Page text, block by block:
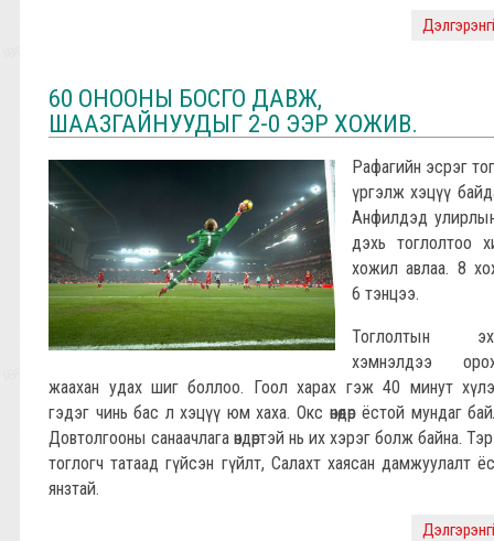
60 ОНООНЫ БОСГО ДАВЖ,
ШААЗГАЙНУУДЫГ 2-0 ЭЭР ХОЖИВ.
Рафагийн эсрэг
үргэлж хэцүү
Анфилдэд
дэхь тоглолтоо
хожил авлаа. 8
6 тэнцээ.
Тоглолтын
хэмнэлдээ
жаахан удах шиг боллоо. Гоол харах гэж 40 минут
гэдэг чинь бас л хэцүү юм хаха. Окс өнөөдөр ёстой мундаг
Довтолгооны санаачлага өндөртэй нь их хэрэг болж байна.
тоглогч татаад гүйсэн гүйлт, Салахт хаясан дамжуулалт
янзтай.